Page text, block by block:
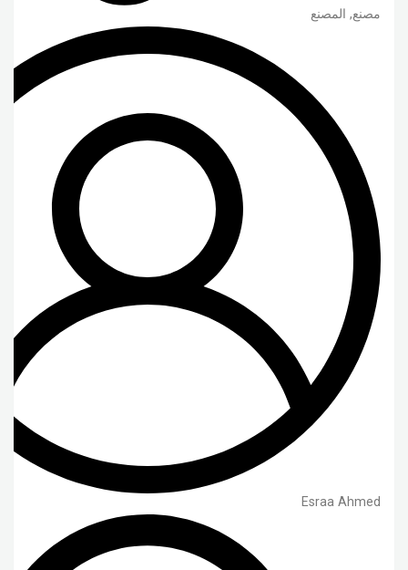
مصنع, المصنع
Esraa Ahmed